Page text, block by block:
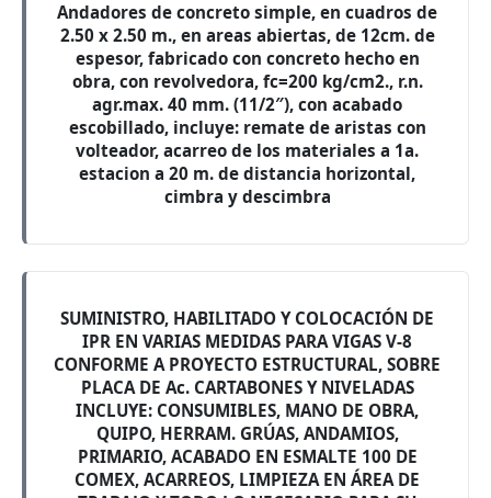
Andadores de concreto simple, en cuadros de
2.50 x 2.50 m., en areas abiertas, de 12cm. de
espesor, fabricado con concreto hecho en
obra, con revolvedora, fc=200 kg/cm2., r.n.
agr.max. 40 mm. (11/2″), con acabado
escobillado, incluye: remate de aristas con
volteador, acarreo de los materiales a 1a.
estacion a 20 m. de distancia horizontal,
cimbra y descimbra
SUMINISTRO, HABILITADO Y COLOCACIÓN DE
IPR EN VARIAS MEDIDAS PARA VIGAS V-8
CONFORME A PROYECTO ESTRUCTURAL, SOBRE
PLACA DE Ac. CARTABONES Y NIVELADAS
INCLUYE: CONSUMIBLES, MANO DE OBRA,
QUIPO, HERRAM. GRÚAS, ANDAMIOS,
PRIMARIO, ACABADO EN ESMALTE 100 DE
COMEX, ACARREOS, LIMPIEZA EN ÁREA DE